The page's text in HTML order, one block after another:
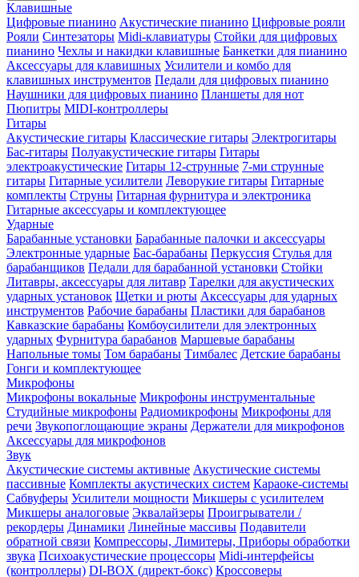
Клавишные
Цифровые пианино Акустические пианино Цифровые рояли
Рояли Синтезаторы Midi-клавиатуры Стойки для цифровых
пианино Чехлы и накидки клавишные Банкетки для пианино
Аксессуары для клавишных Усилители и комбо для
клавишных инструментов Педали для цифровых пианино
Наушники для цифровых пианино Планшеты для нот
Пюпитры MIDI-контроллеры
Гитары
Акустические гитары Классические гитары Электрогитары
Бас-гитары Полуакустические гитары Гитары
электроакустические Гитары 12-струнные 7-ми струнные
гитары Гитарные усилители Леворукие гитары Гитарные
комплекты Струны Гитарная фурнитура и электроника
Гитарные аксессуары и комплектующее
Ударные
Барабанные установки Барабанные палочки и аксессуары
Электронные ударные Бас-барабаны Перкуссия Стулья для
барабанщиков Педали для барабанной установки Стойки
Литавры, аксессуары для литавр Тарелки для акустических
ударных установок Щетки и рюты Аксессуары для ударных
инструментов Рабочие барабаны Пластики для барабанов
Кавказские барабаны Комбоусилители для электронных
ударных Фурнитура барабанов Маршевые барабаны
Напольные томы Том барабаны Тимбалес Детские барабаны
Гонги и комплектующее
Микрофоны
Микрофоны вокальные Микрофоны инструментальные
Студийные микрофоны Радиомикрофоны Микрофоны для
речи Звукопоглощающие экраны Держатели для микрофонов
Аксессуары для микрофонов
Звук
Акустические системы активные Акустические системы
пассивные Комплекты акустических систем Караоке-системы
Сабвуферы Усилители мощности Микшеры с усилителем
Микшеры аналоговые Эквалайзеры Проигрыватели /
рекордеры Динамики Линейные массивы Подавители
обратной связи Компрессоры, Лимитеры, Приборы обработки
звука Психоакустические процессоры Midi-интерфейсы
(контроллеры) DI-BOX (директ-бокс) Кроссоверы